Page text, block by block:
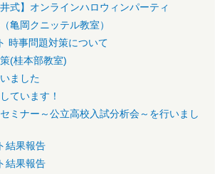
井式】オンラインハロウィンパーティ
亀岡クニッテル教室）
時事問題対策について
(桂本部教室)
ました
ています！
ミナー～公立高校入試分析会～を行いまし
結果報告
結果報告